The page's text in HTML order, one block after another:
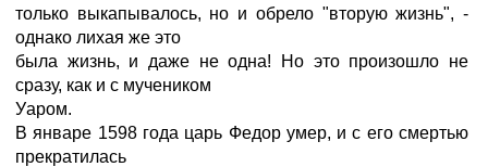
только выкапывалось, но и обрело "вторую жизнь", -
однако лихая же это
была жизнь, и даже не одна! Hо это произошло не
сразу, как и с мучеником
Уаром.
В январе 1598 года царь Федор умер, и с его смертью
прекратилась